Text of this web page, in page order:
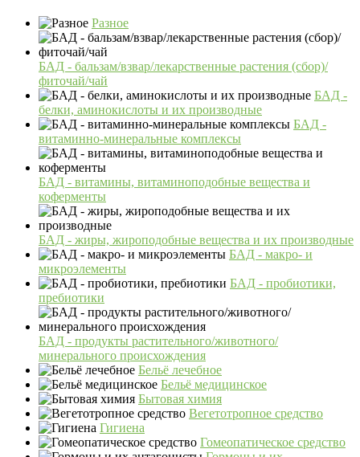
Разное
БАД - бальзам/взвар/лекарственные растения (сбор)/
фиточай/чай
БАД -
белки, аминокислоты и их производные
БАД -
витаминно-минеральные комплексы
БАД - витамины, витаминоподобные вещества и
коферменты
БАД - жиры, жироподобные вещества и их производные
БАД - макро- и
микроэлементы
БАД - пробиотики,
пребиотики
БАД - продукты растительного/животного/
минерального происхождения
Бельё лечебное
Бельё медицинское
Бытовая химия
Вегетотропное средство
Гигиена
Гомеопатическое средство